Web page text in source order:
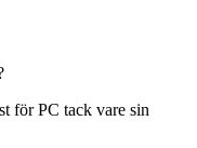
för PC tack vare sin